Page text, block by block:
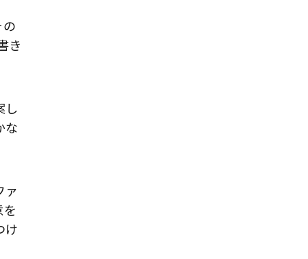
の
き
し
な
ァ
を
け